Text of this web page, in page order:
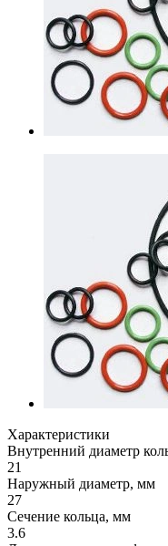
Характеристики
Внутренний диаметр
21
Наружный диаметр, мм
27
Сечение кольца, мм
3.6